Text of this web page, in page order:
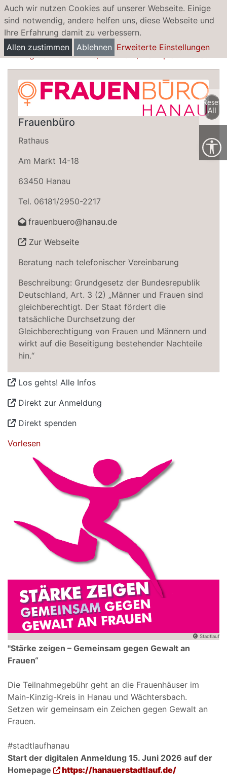
Auch wir nutzen Cookies auf unserer Webseite. Einige
sind notwendig, andere helfen uns, diese Webseite und
Ihre Erfahrung damit zu verbessern.
Allen zustimmen
Ablehnen Erweiterte Einstellungen
Stadtlauf Hanau
Freitag den 18.09.2026, 17:00 Uhr, Marktplatz Hanau
Vorlesen
Stadtlauf
"Stärke zeigen – Gemeinsam gegen Gewalt an
Frauen“
Die Teilnahmegebühr geht an die Frauenhäuser im
Main-Kinzig-Kreis in Hanau und Wächtersbach.
Setzen wir gemeinsam ein Zeichen gegen Gewalt an
Frauen.
#stadtlaufhanau
Start der digitalen Anmeldung 15. Juni 2026 auf der
Homepage
https://hanauerstadtlauf.de/
Frauenbüro
Rathaus
Am Markt 14-18
63450 Hanau
Tel. 06181/2950-2217
frauenbuero@hanau.de
Zur Webseite
Beratung nach telefonischer Vereinbarung
Beschreibung: Grundgesetz der Bundesrepublik
Deutschland, Art. 3 (2) „Männer und Frauen sind
gleichberechtigt. Der Staat fördert die
tatsächliche Durchsetzung der
Gleichberechtigung von Frauen und Männern und
wirkt auf die Beseitigung bestehender Nachteile
hin.“
Los gehts! Alle Infos
Direkt zur Anmeldung
Direkt spenden
Reset
All